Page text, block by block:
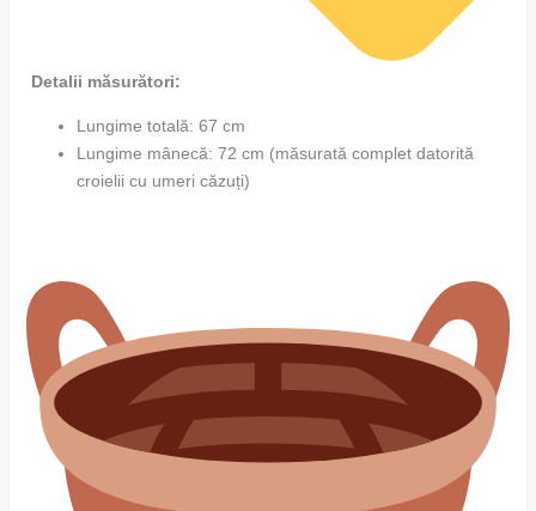
Detalii măsurători:
Lungime totală: 67 cm
Lungime mânecă: 72 cm (măsurată complet datorită
croielii cu umeri căzuți)